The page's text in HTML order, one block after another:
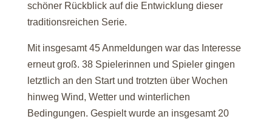
schöner Rückblick auf die Entwicklung dieser
traditionsreichen Serie.
Mit insgesamt 45 Anmeldungen war das Interesse
erneut groß. 38 Spielerinnen und Spieler gingen
letztlich an den Start und trotzten über Wochen
hinweg Wind, Wetter und winterlichen
Bedingungen. Gespielt wurde an insgesamt 20